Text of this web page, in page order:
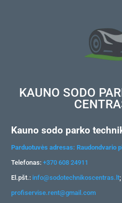
KAUNO SODO
Kauno sodo parko
Parduotuvės adresas: Raudondvario
Telefonas:+370 608 24911
El.pšt.: info@sodotechnikoscentras.lt;
profiservise.rent@gmail.com